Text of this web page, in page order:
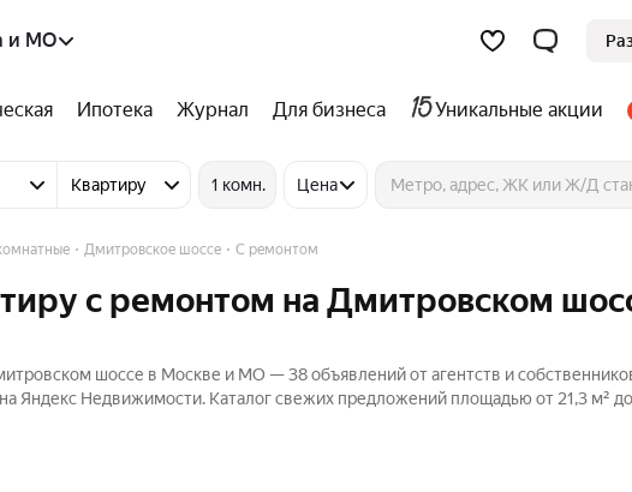
и МО
Ипотека Журнал Для бизнеса Уникальные акции
Квартиру 1 комн. Цена
Дмитровское шоссе С ремонтом
с ремонтом на Дмитровском
шоссе в Москве и МО — 38 объявлений от агентств и
Яндекс Недвижимости. Каталог свежих предложений площадью от 21,3 м²